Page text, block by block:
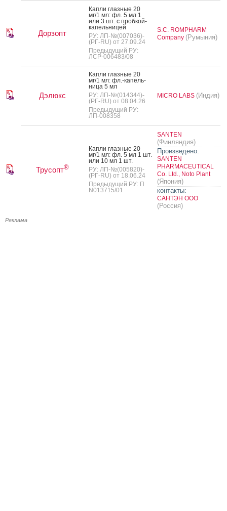
Дорзопт
Кап­ли глаз­ные 20
мг/1 мл: фл. 5 мл 1
или 3 шт. с проб­кой-
ка­пель­ни­цей
РУ: ЛП-№(007036)-
(РГ-RU) от 27.09.24
Предыдущий РУ:
ЛСР-006483/08
S.C. ROMPHARM
Company (Румыния)
Дэлюкс
Кап­ли глаз­ные 20
мг/1 мл: фл.-ка­пель­
ни­ца 5 мл
РУ: ЛП-№(014344)-
(РГ-RU) от 08.04.26
Предыдущий РУ:
ЛП-008358
MICRO LABS (Индия)
Трусопт®
Кап­ли глаз­ные 20
мг/1 мл: фл. 5 мл 1 шт.
или 10 мл 1 шт.
РУ: ЛП-№(005820)-
(РГ-RU) от 18.06.24
Предыдущий РУ: П
N013715/01
SANTEN
(Финляндия)
Произведено:
SANTEN
PHARMACEUTICAL
Co. Ltd., Noto Plant
(Япония)
контакты:
САНТЭН ООО
(Россия)
Реклама